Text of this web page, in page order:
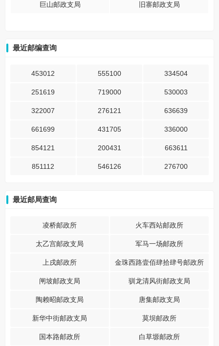
巨山邮政支局 旧寨邮政支局
最近邮编查询
453012 555100 334504
251619 719000 530003
322007 276121 636639
661699 431705 336000
854121 200431 663611
851112 546126 276700
最近邮局查询
凌桥邮政所 火车西站邮政所
太乙宫邮政支局 军马一场邮政所
上戌邮政所 金珠西路壹佰肆拾肆号邮政所
闸坡邮政支局 驯龙清风街邮政支局
陶赖昭邮政支局 唐集邮政支局
新华中街邮政支局 莫坝邮政所
国本路邮政所 白草塬邮政所